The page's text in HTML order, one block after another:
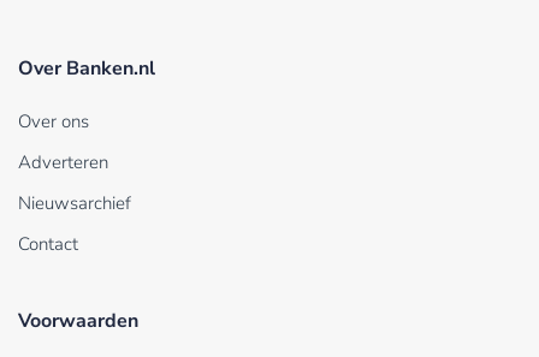
Over Banken.nl
Over ons
Adverteren
Nieuwsarchief
Contact
Voorwaarden